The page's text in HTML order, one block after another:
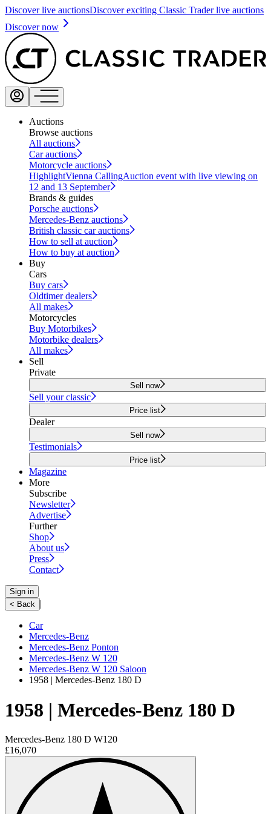
Discover live auctionsDiscover exciting Classic Trader live auctions
Discover now
Auctions
Browse auctions
All auctions
Car auctions
Motorcycle auctions
HighlightVienna CallingAuction event with live viewing on
12 and 13 September
Brands & guides
Porsche auctions
Mercedes-Benz auctions
British classic car auctions
How to sell at auction
How to buy at auction
Buy
Cars
Buy cars
Oldtimer dealers
All makes
Motorcycles
Buy Motorbikes
Motorbike dealers
All makes
Sell
Private
Sell now
Sell your classic
Price list
Dealer
Sell now
Testimonials
Price list
Magazine
More
Subscribe
Newsletter
Advertise
Further
Shop
About us
Press
Contact
Sign in
< Back |
Car
Mercedes-Benz
Mercedes-Benz Ponton
Mercedes-Benz W 120
Mercedes-Benz W 120 Saloon
1958 | Mercedes-Benz 180 D
1958 | Mercedes-Benz 180 D
Mercedes-Benz 180 D W120
£16,070